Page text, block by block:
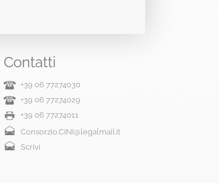
Contatti
+39 06 77274030
+39 06 77274029
+39 06 77274011
Consorzio.CINI@legalmail.it
Scrivi